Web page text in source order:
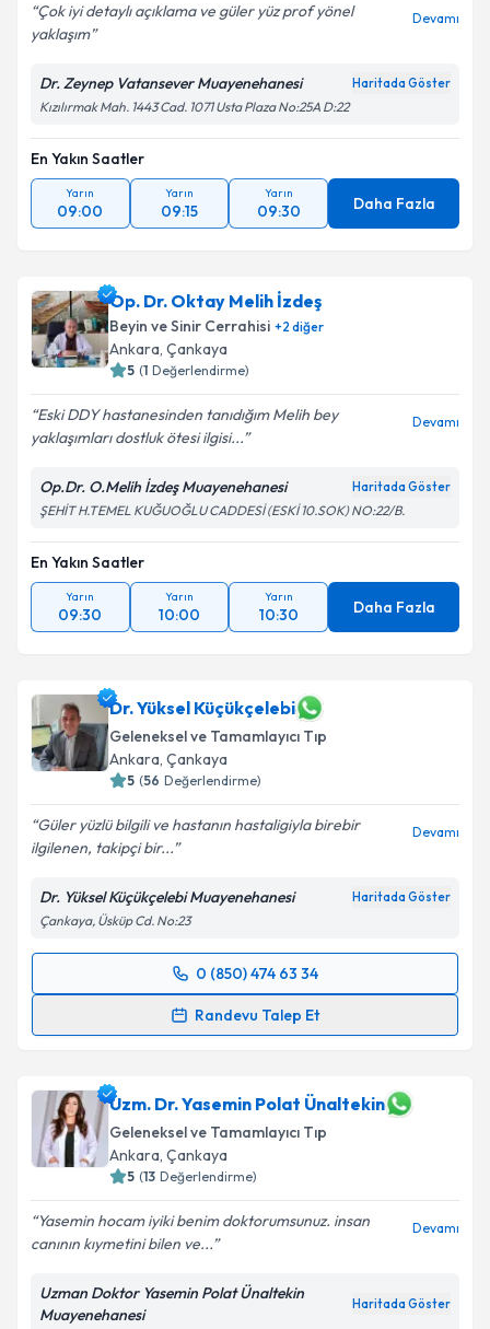
Çok iyi detaylı açıklama ve güler yüz prof yönel
yaklaşım
Devamı
Dr. Zeynep Vatansever Muayenehanesi Haritada Göster
Kızılırmak Mah. 1443 Cad. 1071 Usta Plaza No:25A D:22
En Yakın Saatler
Yarın
09:00
Yarın
09:15
Yarın
09:30 Daha Fazla
Op. Dr. Oktay Melih İzdeş
Beyin ve Sinir Cerrahisi +2 diğer
Ankara, Çankaya
5 (1 Değerlendirme)
Eski DDY hastanesinden tanıdığım Melih bey
yaklaşımları dostluk ötesi ilgisi...
Devamı
Op.Dr. O.Melih İzdeş Muayenehanesi Haritada Göster
ŞEHİT H.TEMEL KUĞUOĞLU CADDESİ (ESKİ 10.SOK) NO:22/B.
En Yakın Saatler
Yarın
09:30
Yarın
10:00
Yarın
10:30 Daha Fazla
Dr. Yüksel Küçükçelebi
Geleneksel ve Tamamlayıcı Tıp
Ankara, Çankaya
5 (56 Değerlendirme)
Güler yüzlü bilgili ve hastanın hastaligiyla birebir
ilgilenen, takipçi bir...
Devamı
Dr. Yüksel Küçükçelebi Muayenehanesi Haritada Göster
Çankaya, Üsküp Cd. No:23
0 (850) 474 63 34
Randevu Talep Et
Randevu Takvimi Talebi
takvim hazırlandığında e-posta ile bilgilendireceğiz.
E-posta Adresiniz
Kişisel verilerimin işlenmesine ilişkin
kapsamda işlenmesini kabul ediyorum.
Uzm. Dr. Yasemin Polat Ünaltekin
Geleneksel ve Tamamlayıcı Tıp
Ankara, Çankaya
5 (13 Değerlendirme)
Yasemin hocam iyiki benim doktorumsunuz. insan
canının kıymetini bilen ve...
Devamı
Uzman Doktor Yasemin Polat Ünaltekin
Muayenehanesi
Haritada Göster